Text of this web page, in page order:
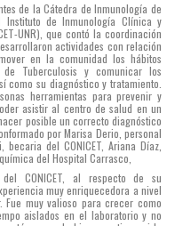
de la Cátedra de Inmunología de
de Inmunología Clínica y
UNR), que contó la coordinación
actividades con relación
en la comunidad los hábitos
Tuberculosis y comunicar los
como su diagnóstico y tratamiento.
herramientas para prevenir y
asistir al centro de salud en un
posible un correcto diagnóstico
por Marisa Derio, personal
del CONICET, Ariana Díaz,
del Hospital Carrasco,
CONICET, al respecto de su
muy enriquecedora a nivel
muy valioso para crecer como
aislados en el laboratorio y no